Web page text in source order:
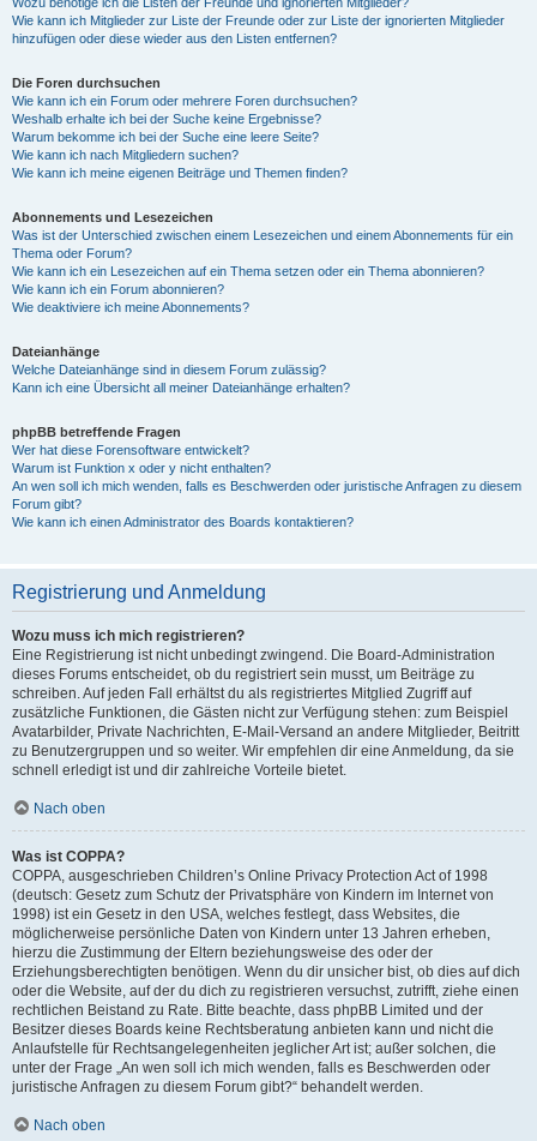
Wie kann ich Mitglieder zur Liste der Freunde oder zur Liste der ignorierten Mitglieder
hinzufügen oder diese wieder aus den Listen entfernen?
Die Foren durchsuchen
Wie kann ich ein Forum oder mehrere Foren durchsuchen?
Weshalb erhalte ich bei der Suche keine Ergebnisse?
Warum bekomme ich bei der Suche eine leere Seite?
Wie kann ich nach Mitgliedern suchen?
Wie kann ich meine eigenen Beiträge und Themen finden?
Abonnements und Lesezeichen
Was ist der Unterschied zwischen einem Lesezeichen und einem Abonnements für ein
Thema oder Forum?
Wie kann ich ein Lesezeichen auf ein Thema setzen oder ein Thema abonnieren?
Wie kann ich ein Forum abonnieren?
Wie deaktiviere ich meine Abonnements?
Dateianhänge
Welche Dateianhänge sind in diesem Forum zulässig?
Kann ich eine Übersicht all meiner Dateianhänge erhalten?
phpBB betreffende Fragen
Wer hat diese Forensoftware entwickelt?
Warum ist Funktion x oder y nicht enthalten?
An wen soll ich mich wenden, falls es Beschwerden oder juristische Anfragen zu diesem
Forum gibt?
Wie kann ich einen Administrator des Boards kontaktieren?
Registrierung und Anmeldung
Wozu muss ich mich registrieren?
Eine Registrierung ist nicht unbedingt zwingend. Die Board-Administration
dieses Forums entscheidet, ob du registriert sein musst, um Beiträge zu
schreiben. Auf jeden Fall erhältst du als registriertes Mitglied Zugriff auf
zusätzliche Funktionen, die Gästen nicht zur Verfügung stehen: zum Beispiel
Avatarbilder, Private Nachrichten, E-Mail-Versand an andere Mitglieder, Beitritt
zu Benutzergruppen und so weiter. Wir empfehlen dir eine Anmeldung, da sie
schnell erledigt ist und dir zahlreiche Vorteile bietet.
Nach oben
Was ist COPPA?
COPPA, ausgeschrieben Children’s Online Privacy Protection Act of 1998
(deutsch: Gesetz zum Schutz der Privatsphäre von Kindern im Internet von
1998) ist ein Gesetz in den USA, welches festlegt, dass Websites, die
möglicherweise persönliche Daten von Kindern unter 13 Jahren erheben,
hierzu die Zustimmung der Eltern beziehungsweise des oder der
Erziehungsberechtigten benötigen. Wenn du dir unsicher bist, ob dies auf dich
oder die Website, auf der du dich zu registrieren versuchst, zutrifft, ziehe einen
rechtlichen Beistand zu Rate. Bitte beachte, dass phpBB Limited und der
Besitzer dieses Boards keine Rechtsberatung anbieten kann und nicht die
Anlaufstelle für Rechtsangelegenheiten jeglicher Art ist; außer solchen, die
unter der Frage „An wen soll ich mich wenden, falls es Beschwerden oder
juristische Anfragen zu diesem Forum gibt?“ behandelt werden.
Nach oben